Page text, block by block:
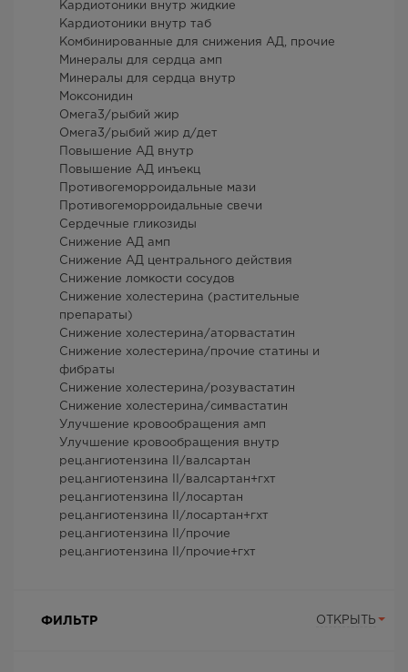
Кардиотоники внутр жидкие
Кардиотоники внутр таб
Комбинированные для снижения АД, прочие
Минералы для сердца амп
Минералы для сердца внутр
Моксонидин
Омега3/рыбий жир
Омега3/рыбий жир д/дет
Повышение АД внутр
Повышение АД инъекц
Противогеморроидальные мази
Противогеморроидальные свечи
Сердечные гликозиды
Снижение АД амп
Снижение АД центрального действия
Снижение ломкости сосудов
Снижение холестерина (растительные
препараты)
Снижение холестерина/аторвастатин
Снижение холестерина/прочие статины и
фибраты
Снижение холестерина/розувастатин
Снижение холестерина/симвастатин
Улучшение кровообращения амп
Улучшение кровообращения внутр
рец.ангиотензина II/валсартан
рец.ангиотензина II/валсартан+гхт
рец.ангиотензина II/лосартан
рец.ангиотензина II/лосартан+гхт
рец.ангиотензина II/прочие
рец.ангиотензина II/прочие+гхт
ФИЛЬТР ОТКРЫТЬ